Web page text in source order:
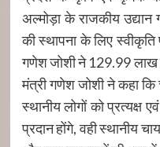
अल्मोड़ा के राजकीय उद्यान
की स्थापना के लिए
गणेश जोशी ने 129.99 लाख
मंत्री गणेश जोशी ने कहा कि
स्थानीय लोगों को प्रत्यक्ष
प्रदान होंगे, वही स्थानीय